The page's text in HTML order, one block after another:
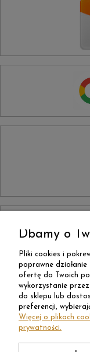
Dbamy o
Pliki cookies i
poprawne
ofertę do Twoich
wykorzystanie
do sklepu lub
preferencji,
Więcej o plikach
prywatności.